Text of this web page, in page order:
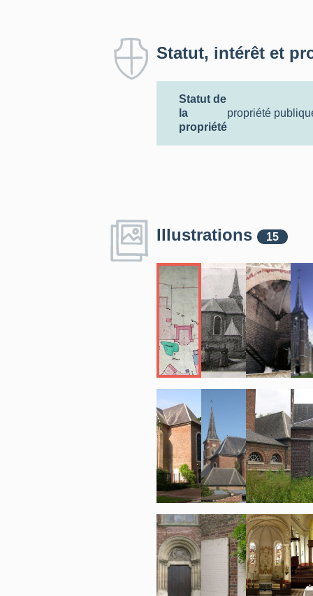
Statut, intérêt et
Statut de
la
propriété
propriété
Illustrations 15